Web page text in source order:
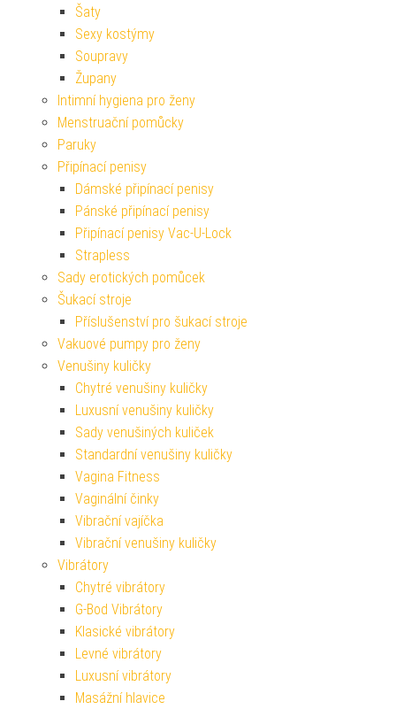
Šaty
Sexy kostýmy
Soupravy
Župany
Intimní hygiena pro ženy
Menstruační pomůcky
Paruky
Připínací penisy
Dámské připínací penisy
Pánské připínací penisy
Připínací penisy Vac-U-Lock
Strapless
Sady erotických pomůcek
Šukací stroje
Příslušenství pro šukací stroje
Vakuové pumpy pro ženy
Venušiny kuličky
Chytré venušiny kuličky
Luxusní venušiny kuličky
Sady venušiných kuliček
Standardní venušiny kuličky
Vagina Fitness
Vaginální činky
Vibrační vajíčka
Vibrační venušiny kuličky
Vibrátory
Chytré vibrátory
G-Bod Vibrátory
Klasické vibrátory
Levné vibrátory
Luxusní vibrátory
Masážní hlavice